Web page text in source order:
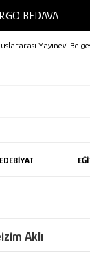
BEDAVA
Yayınevi
EDEBİYAT
Aklı